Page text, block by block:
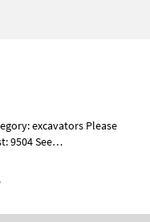
9504 See